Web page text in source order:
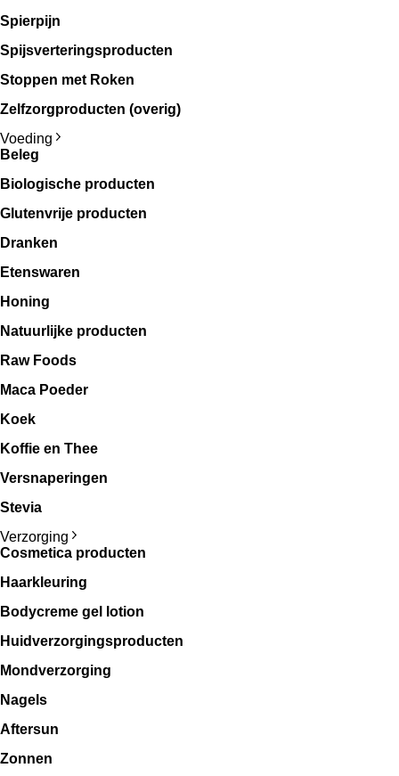
Spierpijn
Spijsverteringsproducten
Stoppen met Roken
Zelfzorgproducten (overig)
Voeding
Beleg
Biologische producten
Glutenvrije producten
Dranken
Etenswaren
Honing
Natuurlijke producten
Raw Foods
Maca Poeder
Koek
Koffie en Thee
Versnaperingen
Stevia
Verzorging
Cosmetica producten
Haarkleuring
Bodycreme gel lotion
Huidverzorgingsproducten
Mondverzorging
Nagels
Aftersun
Zonnen